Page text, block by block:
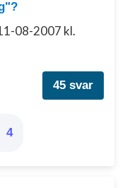
08-2007 kl.
45 svar
4